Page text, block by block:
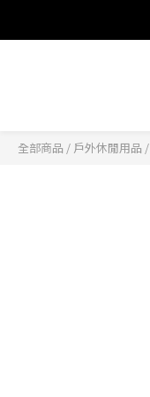
全部商品 / 戶外休閒用品 /